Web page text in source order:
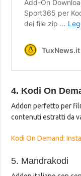
4. Kodi On
Addon perfetto per
contenuti estratti da
Kodi On Demand:
5. Mandrakodi